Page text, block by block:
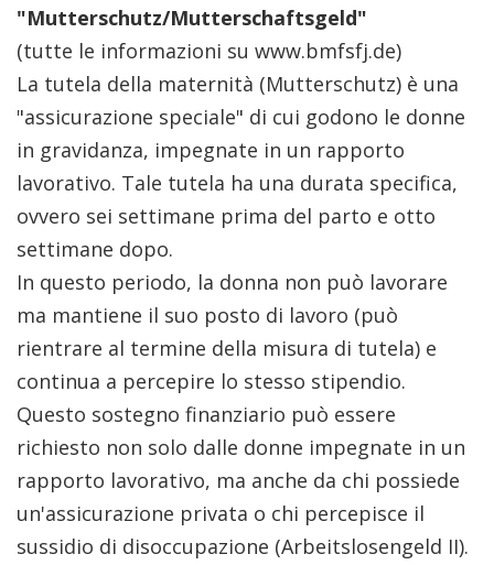
"Mutterschutz/Mutterschaftsgeld"
(tutte le informazioni su www.bmfsfj.de)
La tutela della maternità (Mutterschutz) è una
"assicurazione speciale" di cui godono le donne
in gravidanza, impegnate in un rapporto
lavorativo. Tale tutela ha una durata specifica,
ovvero sei settimane prima del parto e otto
settimane dopo.
In questo periodo, la donna non può lavorare
ma mantiene il suo posto di lavoro (può
rientrare al termine della misura di tutela) e
continua a percepire lo stesso stipendio.
Questo sostegno finanziario può essere
richiesto non solo dalle donne impegnate in un
rapporto lavorativo, ma anche da chi possiede
un'assicurazione privata o chi percepisce il
sussidio di disoccupazione (Arbeitslosengeld II).